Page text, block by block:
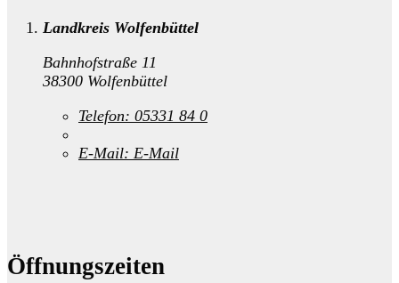
Landkreis Wolfenbüttel
Bahnhofstraße 11
38300 Wolfenbüttel
Telefon: 05331 84 0
E-Mail: E-Mail
Öffnungszeiten